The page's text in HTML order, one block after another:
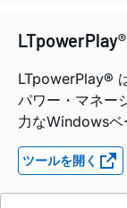
LTpowerPlay®
LTpowerPlay®
パワー・マネー
力なWindowsベ
ツールを開く